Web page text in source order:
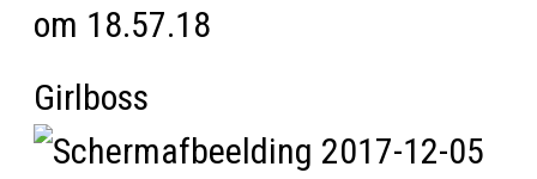
Girlboss